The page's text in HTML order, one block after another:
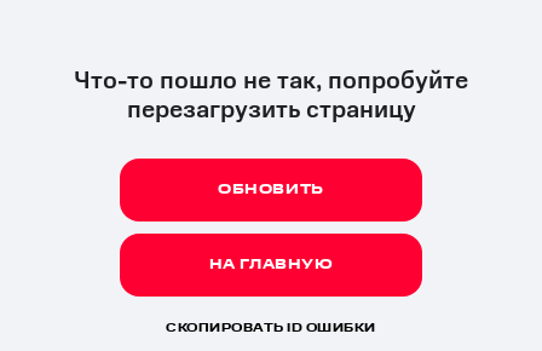
Что-то пошло не так, попробуйте
перезагрузить страницу
ОБНОВИТЬ
НА ГЛАВНУЮ
СКОПИРОВАТЬ ID ОШИБКИ